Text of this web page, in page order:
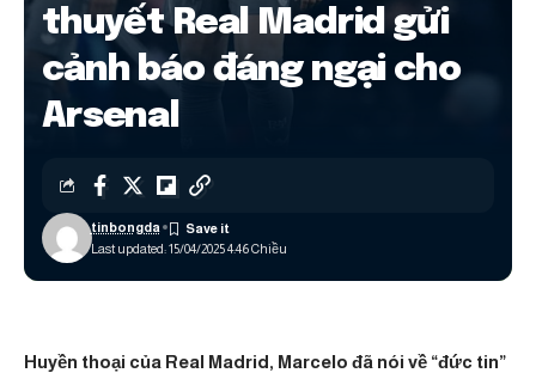
thuyết Real Madrid gửi
cảnh báo đáng ngại cho
Arsenal
Last updated: 15/04/2025 4:46 Chiều
tinbongda
Huyền thoại của Real Madrid, Marcelo đã nói về “đức tin”